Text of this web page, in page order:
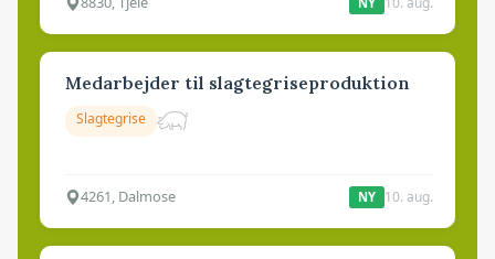
Medarbejder til slagtegriseproduktion
Slagtegrise
4261, Dalmose NY 10. aug.